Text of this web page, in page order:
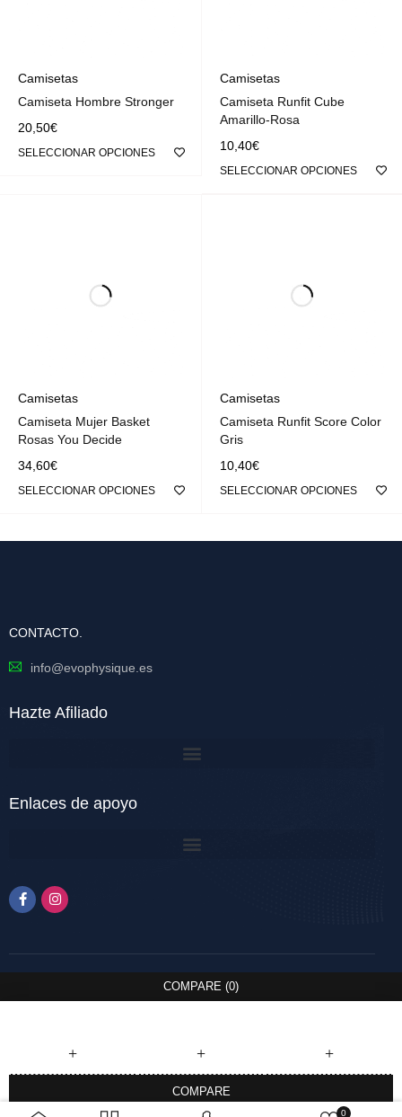
0
Camisetas
Camiseta Hombre Stronger
20,50€
SELECCIONAR OPCIONES
Camisetas
Camiseta Runfit Cube
Amarillo-Rosa
10,40€
SELECCIONAR OPCIONES
Camisetas
Camiseta Mujer Basket
Rosas You Decide
34,60€
SELECCIONAR OPCIONES
Camisetas
Camiseta Runfit Score Color
Gris
10,40€
SELECCIONAR OPCIONES
CONTACTO.
info@evophysique.es
Hazte Afiliado
Enlaces de apoyo
COMPARE (0)
COMPARE